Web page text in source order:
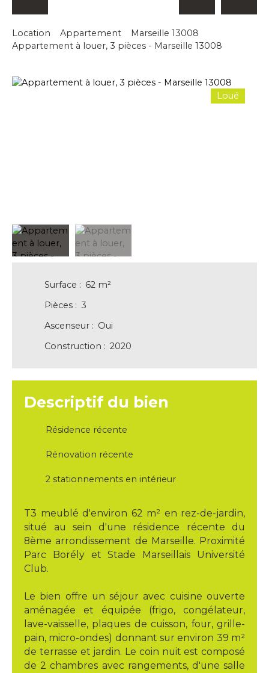
Location Appartement
Marseille 13008
Appartement à louer, 3 pièces - Marseille 13008
Loué
Surface : 62 m²
Pièces : 3
Ascenseur : Oui
Construction : 2020
Descriptif du bien
Résidence récente
Rénovation récente
2 stationnements en intérieur
T3 meublé d'environ 62 m² en rez-de-jardin,
situé au sein d'une résidence récente du
8ème arrondissement de Marseille. Proximité
Parc Borély et Stade Marseillais Université
Club.
Le bien offre un séjour avec cuisine ouverte
aménagée et équipée (frigo, congélateur,
lave-vaisselle, plaques de cuisson, four, grille-
pain, micro-ondes) donnant sur environ 39 m²
de terrasse et jardin. Le coin nuit est composé
de 2 chambres avec rangements, d'une salle